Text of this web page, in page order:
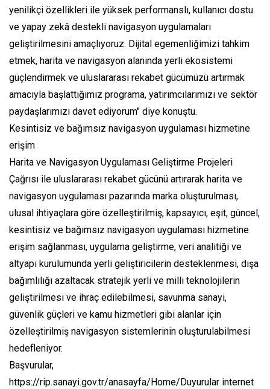
yenilikçi özellikleri ile yüksek performanslı, kullanıcı dostu
ve yapay zekâ destekli navigasyon uygulamaları
geliştirilmesini amaçlıyoruz. Dijital egemenliğimizi tahkim
etmek, harita ve navigasyon alanında yerli ekosistemi
güçlendirmek ve uluslararası rekabet gücümüzü artırmak
amacıyla başlattığımız programa, yatırımcılarımızı ve sektör
paydaşlarımızı davet ediyorum" diye konuştu.
Kesintisiz ve bağımsız navigasyon uygulaması hizmetine
erişim
Harita ve Navigasyon Uygulaması Geliştirme Projeleri
Çağrısı ile uluslararası rekabet gücünü artırarak harita ve
navigasyon uygulaması pazarında marka oluşturulması,
ulusal ihtiyaçlara göre özelleştirilmiş, kapsayıcı, eşit, güncel,
kesintisiz ve bağımsız navigasyon uygulaması hizmetine
erişim sağlanması, uygulama geliştirme, veri analitiği ve
altyapı kurulumunda yerli geliştiricilerin desteklenmesi, dışa
bağımlılığı azaltacak stratejik yerli ve milli teknolojilerin
geliştirilmesi ve ihraç edilebilmesi, savunma sanayi,
güvenlik güçleri ve kamu hizmetleri gibi alanlar için
özelleştirilmiş navigasyon sistemlerinin oluşturulabilmesi
hedefleniyor.
Başvurular,
https://rip.sanayi.gov.tr/anasayfa/Home/Duyurular internet